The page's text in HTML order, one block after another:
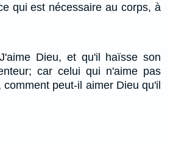
qui est nécessaire au corps, à
Dieu, et qu'il haïsse son
car celui qui n'aime pas
peut-il aimer Dieu qu'il